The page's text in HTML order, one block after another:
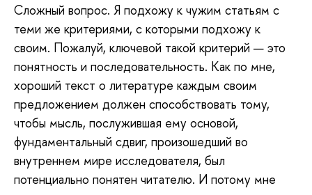
Сложный вопрос. Я подхожу к чужим статьям с
теми же критериями, с которыми подхожу к
своим. Пожалуй, ключевой такой критерий — это
понятность и последовательность. Как по мне,
хороший текст о литературе каждым своим
предложением должен способствовать тому,
чтобы мысль, послужившая ему основой,
фундаментальный сдвиг, произошедший во
внутреннем мире исследователя, был
потенциально понятен читателю. И потому мне